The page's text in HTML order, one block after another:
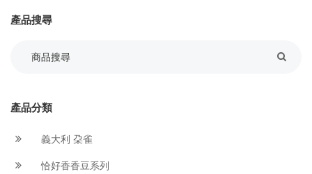
產品搜尋
產品分類
義大利 朶雀
恰好香香豆系列